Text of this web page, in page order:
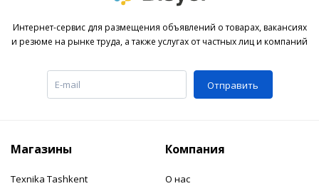
Интернет-сервис для размещения объявлений о товарах, вакансиях
и резюме на рынке труда, а также услугах от частных лиц и компаний
Отправить
Магазины
Texnika Tashkent
Компания
О нас